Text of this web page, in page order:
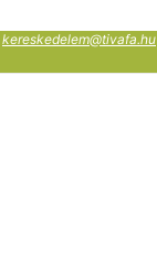
kereskedelem@tivafa.hu